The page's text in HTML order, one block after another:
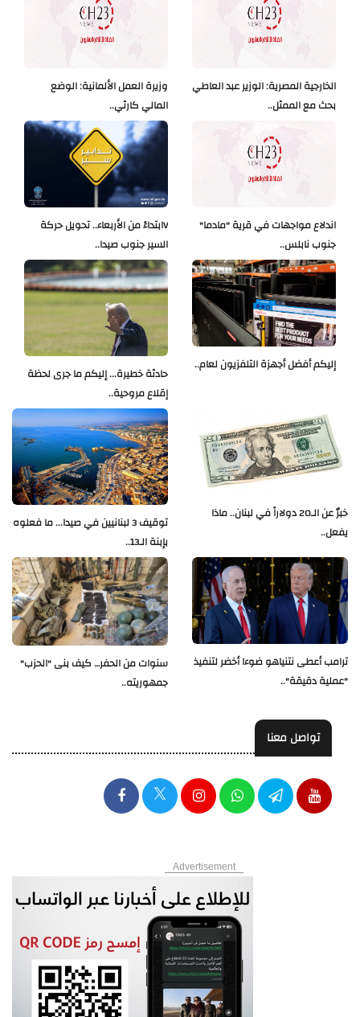
وزيرة العمل الألمانية: الوضع
المالي كارثي..
الخارجية المصرية: الوزير عبد العاطي
بحث مع الممثل..
Vابتداءً من الأربعاء.. تحويل حركة
السير جنوب صيدا..
اندلاع مواجهات في قرية "مادما"
جنوب نابلس..
حادثة خطيرة... إليكم ما جرى لحظة
إقلاع مروحية..
إليكم أفضل أجهزة التلفزيون لعام..
توقيف 3 لبنانيين في صيدا... ما فعلوه
بإبنة الـ13..
خبرٌ عن الـ20 دولاراً في لبنان.. ماذا
يفعل..
سنوات من الحفر… كيف بنى "الحزب"
جمهوريته..
ترامب أعطى نتنياهو ضوءا أخضر لتنفيذ
"عملية دقيقة"..
تواصل معنا
Advertisement